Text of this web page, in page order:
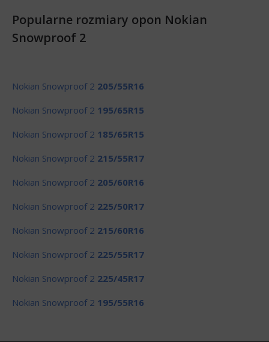
Popularne rozmiary opon Nokian
Snowproof 2
Nokian Snowproof 2 205/55R16
Nokian Snowproof 2 195/65R15
Nokian Snowproof 2 185/65R15
Nokian Snowproof 2 215/55R17
Nokian Snowproof 2 205/60R16
Nokian Snowproof 2 225/50R17
Nokian Snowproof 2 215/60R16
Nokian Snowproof 2 225/55R17
Nokian Snowproof 2 225/45R17
Nokian Snowproof 2 195/55R16